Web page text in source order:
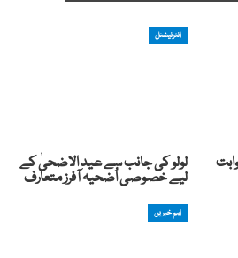
انٹرنیشنل
لولو کی جانب سے عید الاضحیٰ کے
لیے خصوصی اُضحیہ آفرز متعارف
اہم خبریں